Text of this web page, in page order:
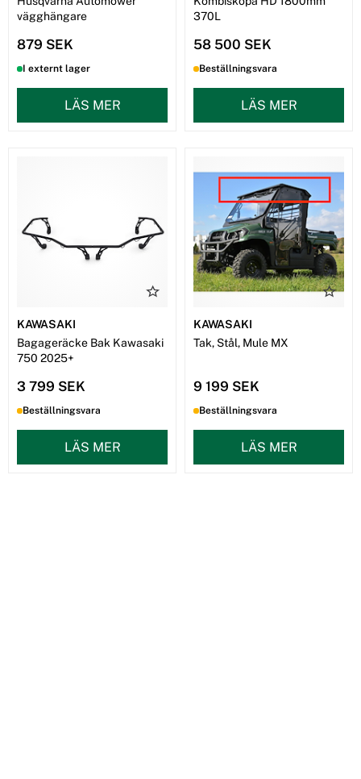
vägghängare
879 SEK
I externt lager
LÄS MER
370L
58 500 SEK
Beställningsvara
LÄS MER
KAWASAKI
Bagageräcke Bak Kawasaki
750 2025+
3 799 SEK
Beställningsvara
LÄS MER
KAWASAKI
Tak, Stål, Mule MX
9 199 SEK
Beställningsvara
LÄS MER